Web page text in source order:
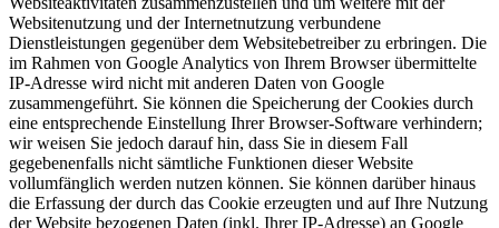
Websitenutzung und der Internetnutzung verbundene
Dienstleistungen gegenüber dem Websitebetreiber zu erbringen. Die
im Rahmen von Google Analytics von Ihrem Browser übermittelte
IP-Adresse wird nicht mit anderen Daten von Google
zusammengeführt. Sie können die Speicherung der Cookies durch
eine entsprechende Einstellung Ihrer Browser-Software verhindern;
wir weisen Sie jedoch darauf hin, dass Sie in diesem Fall
gegebenenfalls nicht sämtliche Funktionen dieser Website
vollumfänglich werden nutzen können. Sie können darüber hinaus
die Erfassung der durch das Cookie erzeugten und auf Ihre Nutzung
der Website bezogenen Daten (inkl. Ihrer IP-Adresse) an Google